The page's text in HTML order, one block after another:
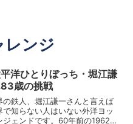
レンジ
洋ひとりぼっち・堀江謙
歳の挑戦
の鉄人、堀江謙一さんと言えば
で知らない人はいない外洋ヨッ
ジェンドです。60年前の1962年